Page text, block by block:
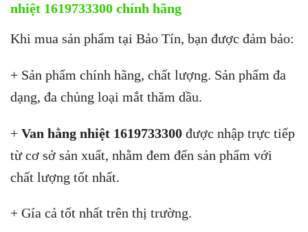
nhiệt 1619733300 chính hãng
Khi mua sản phẩm tại Bảo Tín, bạn được đảm bảo:
+ Sản phẩm chính hãng, chất lượng. Sản phẩm đa
dạng, đa chủng loại mắt thăm dầu.
+ Van hằng nhiệt 1619733300 được nhập trực tiếp
từ cơ sở sản xuất, nhằm đem đến sản phẩm với
chất lượng tốt nhất.
+ Gía cả tốt nhất trên thị trường.